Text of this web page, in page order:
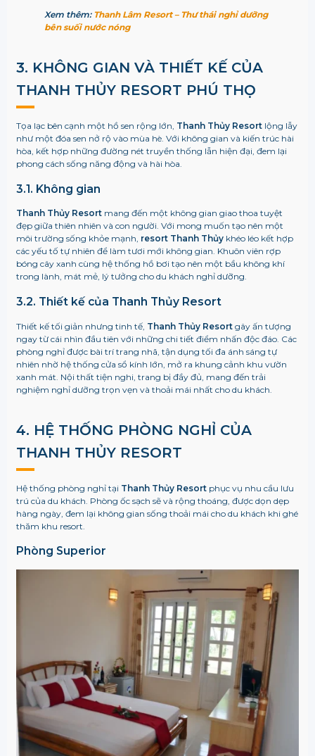
Xem thêm: Thanh Lâm Resort – Thư thái nghỉ dưỡng
bên suối nước nóng
3. KHÔNG GIAN VÀ THIẾT KẾ CỦA
THANH THỦY RESORT PHÚ THỌ
Tọa lạc bên cạnh một hồ sen rộng lớn, Thanh Thủy Resort lộng lẫy
như một đóa sen nở rộ vào mùa hè. Với không gian và kiến trúc hài
hòa, kết hợp những đường nét truyền thống lẫn hiện đại, đem lại
phong cách sống năng động và hài hòa.
3.1. Không gian
Thanh Thủy Resortmang đến một không gian giao thoa tuyệt
đẹp giữa thiên nhiên và con người. Với mong muốn tạo nên một
môi trường sống khỏe mạnh, resort Thanh Thủykhéo léo kết hợp
các yếu tố tự nhiên để làm tươi mới không gian. Khuôn viên rợp
bóng cây xanh cùng hệ thống hồ bơi tạo nên một bầu không khí
trong lành, mát mẻ, lý tưởng cho du khách nghỉ dưỡng.
3.2. Thiết kế của Thanh Thủy Resort
Thiết kế tối giản nhưng tinh tế, Thanh Thủy Resortgây ấn tượng
ngay từ cái nhìn đầu tiên với những chi tiết điểm nhấn độc đáo. Các
phòng nghỉ được bài trí trang nhã, tận dụng tối đa ánh sáng tự
nhiên nhờ hệ thống cửa sổ kính lớn, mở ra khung cảnh khu vườn
xanh mát. Nội thất tiện nghi, trang bị đầy đủ, mang đến trải
nghiệm nghỉ dưỡng trọn vẹn và thoải mái nhất cho du khách.
4. HỆ THỐNG PHÒNG NGHỈ CỦA
THANH THỦY RESORT
Hệ thống phòng nghỉ tại Thanh Thủy Resortphục vụ nhu cầu lưu
trú của du khách. Phòng ốc sạch sẽ và rộng thoáng, được dọn dẹp
hàng ngày, đem lại không gian sống thoải mái cho du khách khi ghé
thăm khu resort.
Phòng Superior